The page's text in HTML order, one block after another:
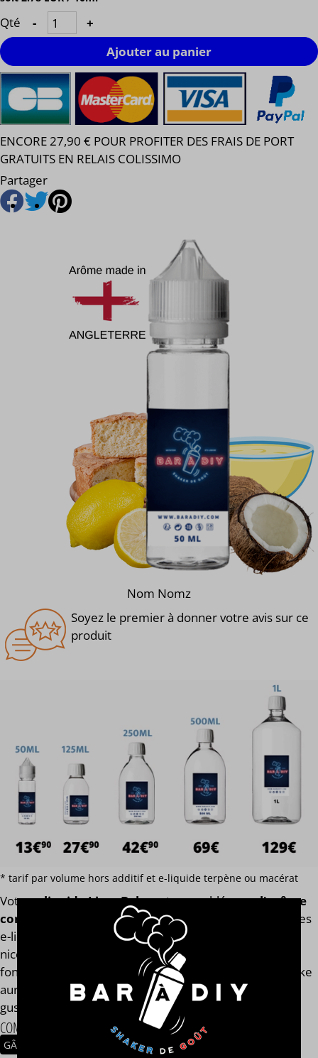
* tarif par volume hors additif et e-liquide terpène ou macérat
Votree-liquide Lime Bakeest assembléavec l'arôme
concentré original de la marque Nom Nomz
. Finis les
e-liquides trop dilués après l'ajout des boosters de
nicotine ! Notre calculateur mesure votre e-liquide en
fonction de son volume global. Votre e-liquide Lime Bake
aura toujours le même goût et les mêmes qualités
gustatives, que vous soyez en 0, 2, 9, 11 ou 14 mg/ml.
COMPOSITION
GÂTEAU CRÈME NOIX DE COCO
Qté -
+
Ajouter au panier
ENCORE 27,90 € POUR PROFITER DES FRAIS DE PORT
GRATUITS EN RELAIS COLISSIMO
Partager
Nom Nomz
Soyez le premier à donner votre avis sur ce
produit